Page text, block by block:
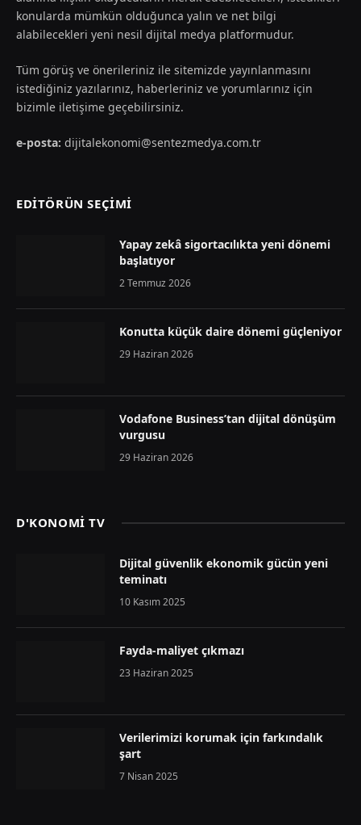
konularda mümkün olduğunca yalın ve net bilgi
alabilecekleri yeni nesil dijital medya platformudur.
Tüm görüş ve önerileriniz ile sitemizde yayınlanmasını
istediğiniz yazılarınız, haberleriniz ve yorumlarınız için
bizimle iletişime geçebilirsiniz.
e-posta: dijitalekonomi@sentezmedya.com.tr
EDİTÖRÜN SEÇİMİ
Yapay zekâ sigortacılıkta yeni dönemi
başlatıyor
2 Temmuz 2026
Konutta küçük daire dönemi güçleniyor
29 Haziran 2026
Vodafone Business’tan dijital dönüşüm
vurgusu
29 Haziran 2026
D'KONOMİ TV
Dijital güvenlik ekonomik gücün yeni
teminatı
10 Kasım 2025
Fayda-maliyet çıkmazı
23 Haziran 2025
Verilerimizi korumak için farkındalık
şart
7 Nisan 2025